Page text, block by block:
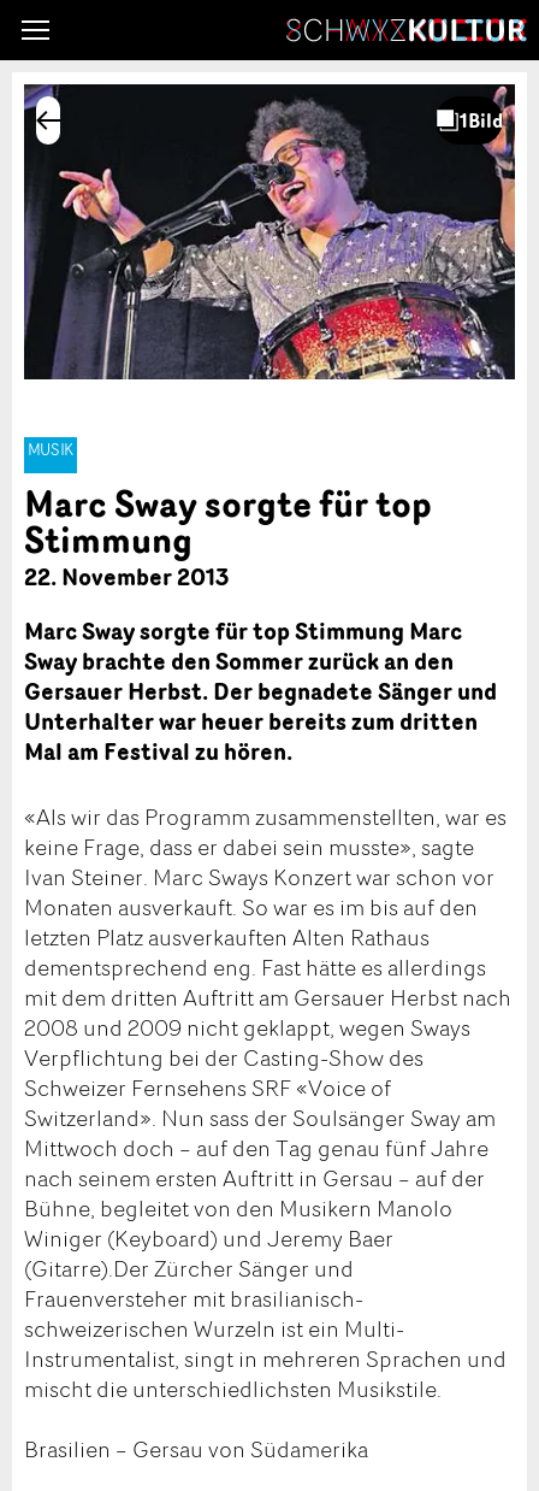
MUSIK
Marc Sway sorgte für top
Stimmung
22. November 2013
Marc Sway sorgte für top Stimmung Marc
Sway brachte den Sommer zurück an den
Gersauer Herbst. Der begnadete Sänger und
Unterhalter war heuer bereits zum dritten
Mal am Festival zu hören.
«Als wir das Programm zusammenstellten, war es
keine Frage, dass er dabei sein musste», sagte
Ivan Steiner. Marc Sways Konzert war schon vor
Monaten ausverkauft. So war es im bis auf den
letzten Platz ausverkauften Alten Rathaus
dementsprechend eng. Fast hätte es allerdings
mit dem dritten Auftritt am Gersauer Herbst nach
2008 und 2009 nicht geklappt, wegen Sways
Verpflichtung bei der Casting-Show des
Schweizer Fernsehens SRF «Voice of
Switzerland». Nun sass der Soulsänger Sway am
Mittwoch doch – auf den Tag genau fünf Jahre
nach seinem ersten Auftritt in Gersau – auf der
Bühne, begleitet von den Musikern Manolo
Winiger (Keyboard) und Jeremy Baer
(Gitarre).Der Zürcher Sänger und
Frauenversteher mit brasilianisch-
schweizerischen Wurzeln ist ein Multi-
Instrumentalist, singt in mehreren Sprachen und
mischt die unterschiedlichsten Musikstile.
Brasilien – Gersau von Südamerika